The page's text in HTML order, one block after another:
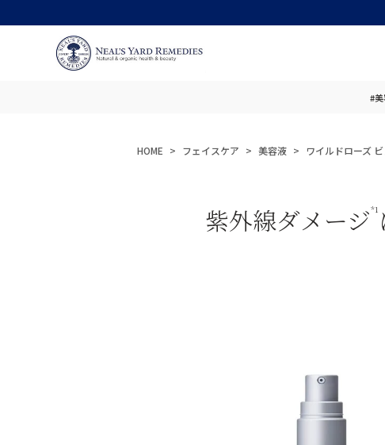
#
HOME フェイスケア 美容液 ワイルドローズ
紫外線ダメージ*1